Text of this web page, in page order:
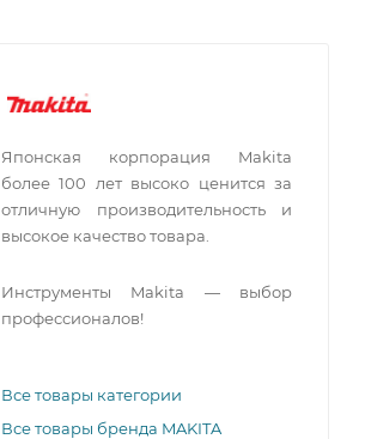
Японская корпорация Makita
более 100 лет высоко ценится за
отличную производительность и
высокое качество товара.
Инструменты Makita — выбор
профессионалов!
Все товары категории
Все товары бренда MAKITA